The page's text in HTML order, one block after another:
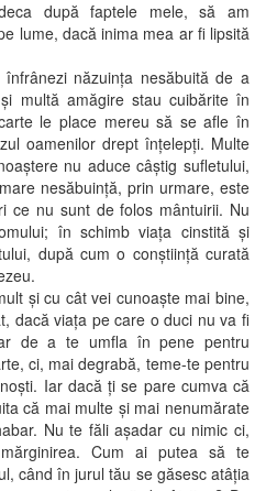
după faptele mele, să am
lume, dacă inima mea ar fi lipsită
năzuinţa nesăbuită de a
multă amăgire stau cuibărite în
le place mereu să se afle în
oamenilor drept înţelepţi. Multe
nu aduce câştig sufletului,
nesăbuinţă, prin urmare, este
ce nu sunt de folos mântuirii. Nu
în schimb viaţa cinstită şi
după cum o conştiinţă curată
cu cât vei cunoaşte mai bine,
dacă viaţa pe care o duci nu va fi
de a te umfla în pene pentru
ci, mai degrabă, teme-te pentru
Iar dacă ţi se pare cumva că
că mai multe şi mai nenumărate
Nu te făli aşadar cu nimic ci,
Cum ai putea să te
când în jurul tău se găsesc atâţia